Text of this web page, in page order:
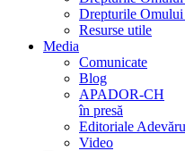
Drepturile Omului
Resurse utile
Media
Comunicate
Blog
APADOR-CH
în presă
Editoriale
Video